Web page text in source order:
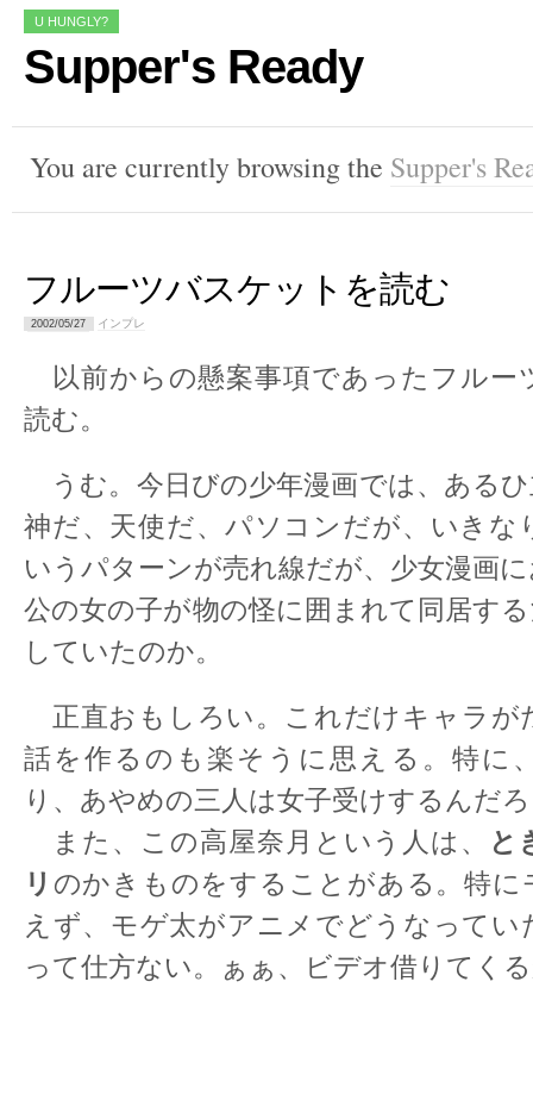
U HUNGLY?
Supper's Ready
You are currently browsing the Supper's
フルーツバスケットを読む
2002/05/27 インプレ
以前からの懸案事項であったフルー
読む。
うむ。今日びの少年漫画では、ある
神だ、天使だ、パソコンだが、いきな
いうパターンが売れ線だが、少女漫画
公の女の子が物の怪に囲まれて同居す
していたのか。
正直おもしろい。これだけキャラが
話を作るのも楽そうに思える。特に
り、あやめの三人は女子受けするんだ
また、この高屋奈月という人は、
と
リ のかきものをすることがある。特に
えず、モゲ太がアニメでどうなって
って仕方ない。ぁぁ、ビデオ借りてく